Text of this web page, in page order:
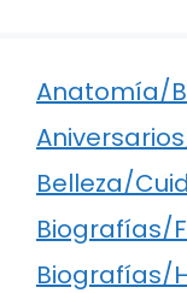
Anatomía/
Belleza/
Biografías/
Biografías/